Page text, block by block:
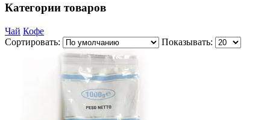
Категории товаров
Чай Кофе
Сортировать:
Показывать: